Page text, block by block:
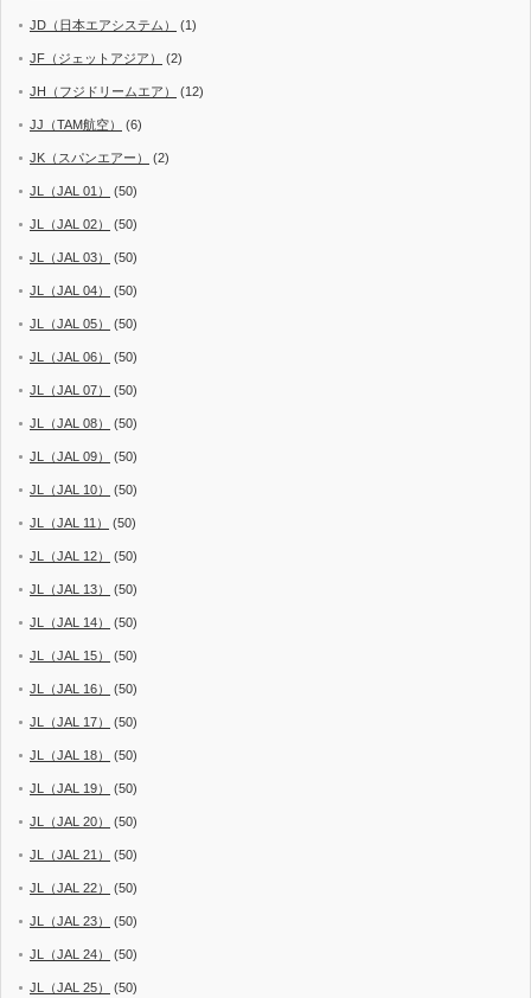
JD（日本エアシステム） (1)
JF（ジェットアジア） (2)
JH（フジドリームエア） (12)
JJ（TAM航空） (6)
JK（スパンエアー） (2)
JL（JAL 01） (50)
JL（JAL 02） (50)
JL（JAL 03） (50)
JL（JAL 04） (50)
JL（JAL 05） (50)
JL（JAL 06） (50)
JL（JAL 07） (50)
JL（JAL 08） (50)
JL（JAL 09） (50)
JL（JAL 10） (50)
JL（JAL 11） (50)
JL（JAL 12） (50)
JL（JAL 13） (50)
JL（JAL 14） (50)
JL（JAL 15） (50)
JL（JAL 16） (50)
JL（JAL 17） (50)
JL（JAL 18） (50)
JL（JAL 19） (50)
JL（JAL 20） (50)
JL（JAL 21） (50)
JL（JAL 22） (50)
JL（JAL 23） (50)
JL（JAL 24） (50)
JL（JAL 25） (50)